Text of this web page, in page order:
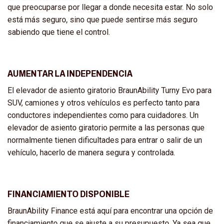
que preocuparse por llegar a donde necesita estar. No solo
está más seguro, sino que puede sentirse más seguro
sabiendo que tiene el control.
AUMENTAR LA INDEPENDENCIA
El elevador de asiento giratorio BraunAbility Turny Evo para
SUV, camiones y otros vehículos es perfecto tanto para
conductores independientes como para cuidadores. Un
elevador de asiento giratorio permite a las personas que
normalmente tienen dificultades para entrar o salir de un
vehículo, hacerlo de manera segura y controlada.
FINANCIAMIENTO DISPONIBLE
BraunAbility Finance está aquí para encontrar una opción de